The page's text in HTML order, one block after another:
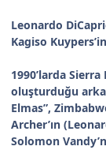
Leonardo
Kagiso
1990’larda
oluşturduğu arka
Elmas”,
Archer’ın
Solomon